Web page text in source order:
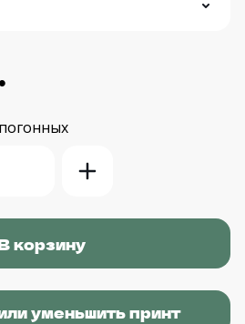
уменьшить принт